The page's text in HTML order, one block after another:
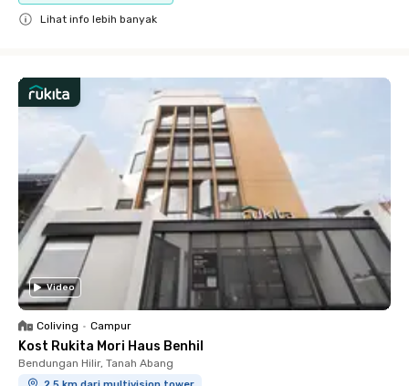
Lihat info lebih banyak
Video
Coliving • Campur
Kost Rukita Mori Haus Benhil
Bendungan Hilir, Tanah Abang